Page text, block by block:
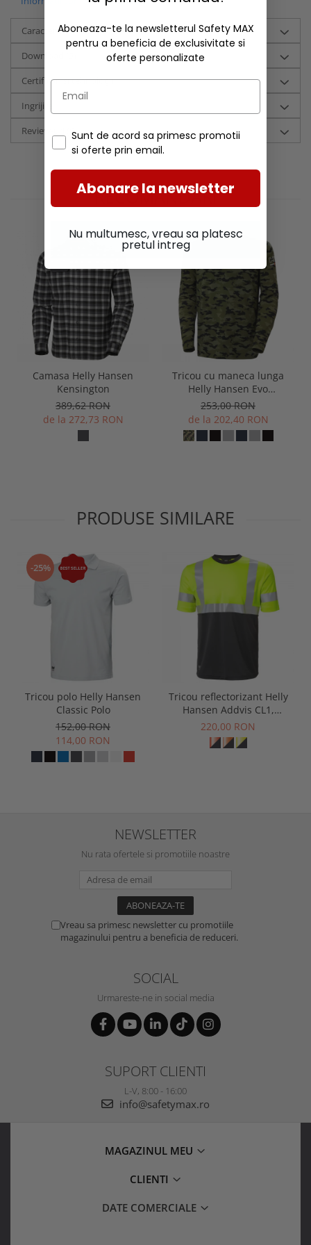
Caracteristici
Download (3)
Certificari si tehnologii
Ingrijire
Review-uri
(0)
RECOMANDARI
Camasa Helly Hansen
Kensington
389,62 RON
de la 272,73 RON
Tricou cu maneca lunga
Helly Hansen Evo
Longsleeve
253,00 RON
de la 202,40 RON
PRODUSE SIMILARE
-25%
Tricou polo Helly Hansen
Classic Polo
152,00 RON
114,00 RON
Tricou reflectorizant Helly
Hansen Addvis CL1,
galben/negru abanos, XS
220,00 RON
NEWSLETTER
Nu rata ofertele si promotiile noastre
Vreau sa primesc newsletter cu promotiile
magazinului pentru a beneficia de reduceri.
SOCIAL
Urmareste-ne in social media
SUPORT CLIENTI
L-V, 8:00 - 16:00
info@safetymax.ro
MAGAZINUL MEU
CLIENTI
DATE COMERCIALE
Aboneaza-te la newsletterul Safety MAX
pentru a beneficia de exclusivitate si
oferte personalizate
Sunt de acord sa primesc promotii
si oferte prin email.
Abonare la newsletter
Nu multumesc, vreau sa platesc
pretul intreg